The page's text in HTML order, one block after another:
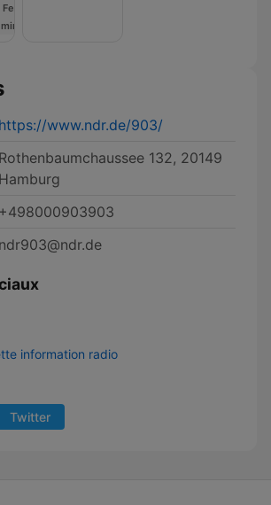
Feb 2019
https://www.ndr.de/903/
Rothenbaumchaussee 132, 20149
Hamburg
+498000903903
ndr903@ndr.de
information radio
Twitter